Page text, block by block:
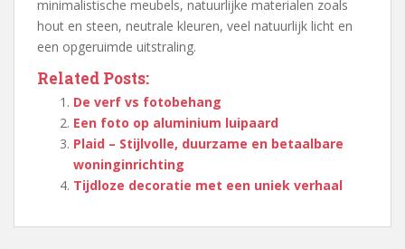
minimalistische meubels, natuurlijke materialen zoals
hout en steen, neutrale kleuren, veel natuurlijk licht en
een opgeruimde uitstraling.
Related Posts:
De verf vs fotobehang
Een foto op aluminium luipaard
Plaid – Stijlvolle, duurzame en betaalbare
woninginrichting
Tijdloze decoratie met een uniek verhaal